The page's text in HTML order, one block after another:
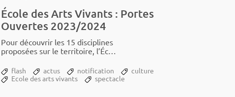
École des Arts Vivants : Portes
Ouvertes 2023/2024
Pour décou­­vrir les 15 disci­­plines
propo­­sées sur le terri­­toire, l’École
portent du 18 au 23 septembre
2023.
flash actus notification
culture
Ecole des arts vivants
spectacle